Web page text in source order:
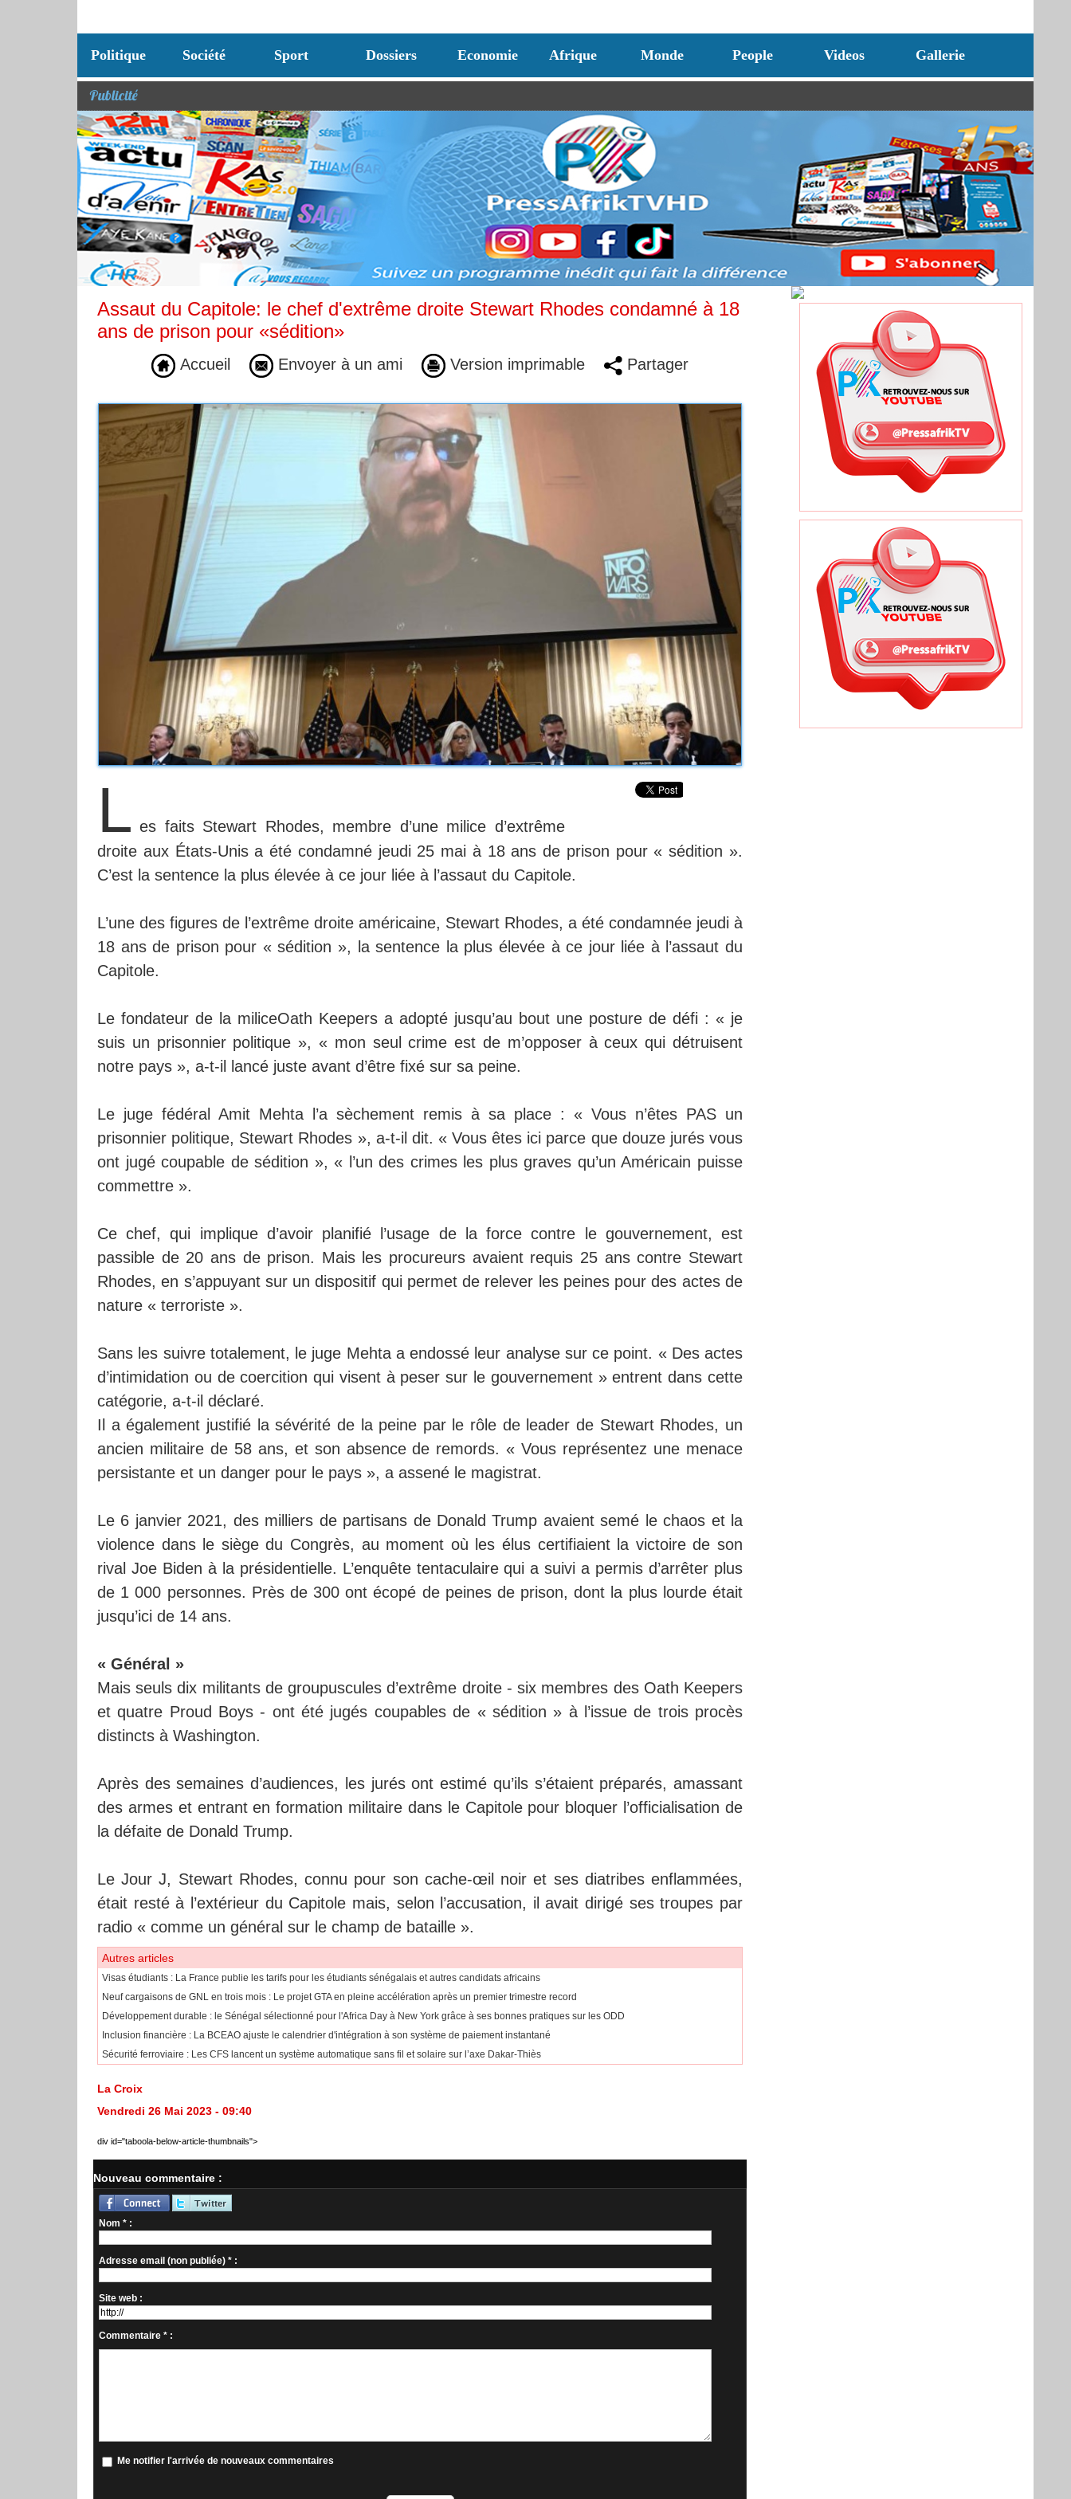
Politique Société Sport Dossiers Economie Afrique Monde People Videos Gallerie
Publicité
Assaut du Capitole: le chef d'extrême droite Stewart Rhodes condamné à 18
ans de prison pour «sédition»
Accueil Envoyer à un ami Version imprimable Partager
L es faits Stewart Rhodes, membre d’une milice d’extrême
droite aux États-Unis a été condamné jeudi 25 mai à 18 ans de prison pour « sédition ».
C’est la sentence la plus élevée à ce jour liée à l’assaut du Capitole.
L’une des figures de l’extrême droite américaine, Stewart Rhodes, a été condamnée jeudi à
18 ans de prison pour « sédition », la sentence la plus élevée à ce jour liée à l’assaut du
Capitole.
Le fondateur de la miliceOath Keepers a adopté jusqu’au bout une posture de défi : « je
suis un prisonnier politique », « mon seul crime est de m’opposer à ceux qui détruisent
notre pays », a-t-il lancé juste avant d’être fixé sur sa peine.
Le juge fédéral Amit Mehta l’a sèchement remis à sa place : « Vous n’êtes PAS un
prisonnier politique, Stewart Rhodes », a-t-il dit. « Vous êtes ici parce que douze jurés vous
ont jugé coupable de sédition », « l’un des crimes les plus graves qu’un Américain puisse
commettre ».
Ce chef, qui implique d’avoir planifié l’usage de la force contre le gouvernement, est
passible de 20 ans de prison. Mais les procureurs avaient requis 25 ans contre Stewart
Rhodes, en s’appuyant sur un dispositif qui permet de relever les peines pour des actes de
nature « terroriste ».
Sans les suivre totalement, le juge Mehta a endossé leur analyse sur ce point. « Des actes
d’intimidation ou de coercition qui visent à peser sur le gouvernement » entrent dans cette
catégorie, a-t-il déclaré.
Il a également justifié la sévérité de la peine par le rôle de leader de Stewart Rhodes, un
ancien militaire de 58 ans, et son absence de remords. « Vous représentez une menace
persistante et un danger pour le pays », a assené le magistrat.
Le 6 janvier 2021, des milliers de partisans de Donald Trump avaient semé le chaos et la
violence dans le siège du Congrès, au moment où les élus certifiaient la victoire de son
rival Joe Biden à la présidentielle. L’enquête tentaculaire qui a suivi a permis d’arrêter plus
de 1 000 personnes. Près de 300 ont écopé de peines de prison, dont la plus lourde était
jusqu’ici de 14 ans.
« Général »
Mais seuls dix militants de groupuscules d’extrême droite - six membres des Oath Keepers
et quatre Proud Boys - ont été jugés coupables de « sédition » à l’issue de trois procès
distincts à Washington.
Après des semaines d’audiences, les jurés ont estimé qu’ils s’étaient préparés, amassant
des armes et entrant en formation militaire dans le Capitole pour bloquer l’officialisation de
la défaite de Donald Trump.
Le Jour J, Stewart Rhodes, connu pour son cache-œil noir et ses diatribes enflammées,
était resté à l’extérieur du Capitole mais, selon l’accusation, il avait dirigé ses troupes par
radio « comme un général sur le champ de bataille ».
Autres articles
​Visas étudiants : La France publie les tarifs pour les étudiants sénégalais et autres candidats africains
Neuf cargaisons de GNL en trois mois : Le projet GTA en pleine accélération après un premier trimestre record
Développement durable : le Sénégal sélectionné pour l'Africa Day à New York grâce à ses bonnes pratiques sur les ODD
​Inclusion financière : La BCEAO ajuste le calendrier d'intégration à son système de paiement instantané
Sécurité ferroviaire : Les CFS lancent un système automatique sans fil et solaire sur l’axe Dakar-Thiès
La Croix
Vendredi 26 Mai 2023 - 09:40
div id="taboola-below-article-thumbnails">
Nouveau commentaire :
Nom * :
Adresse email (non publiée) * :
Site web :
Commentaire * :
Me notifier l'arrivée de nouveaux commentaires